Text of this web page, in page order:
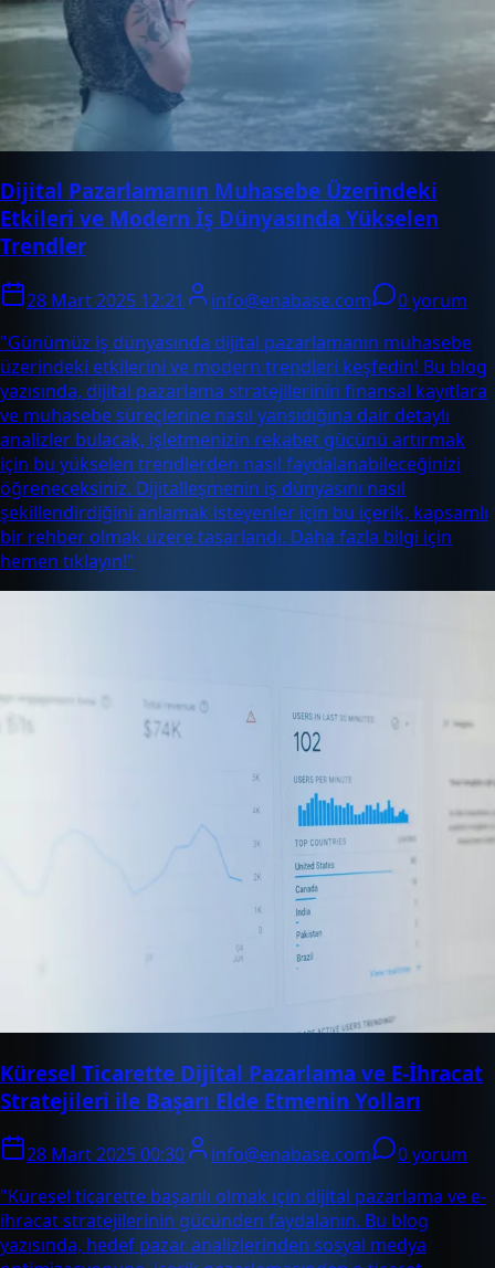
Dijital Pazarlamanın Muhasebe Üzerindeki
Etkileri ve Modern İş Dünyasında Yükselen
Trendler
28 Mart 2025 12:21 info@enabase.com
0 yorum
"Günümüz iş dünyasında dijital pazarlamanın muhasebe
üzerindeki etkilerini ve modern trendleri keşfedin! Bu blog
yazısında, dijital pazarlama stratejilerinin finansal kayıtlara
ve muhasebe süreçlerine nasıl yansıdığına dair detaylı
analizler bulacak, işletmenizin rekabet gücünü artırmak
için bu yükselen trendlerden nasıl faydalanabileceğinizi
öğreneceksiniz. Dijitalleşmenin iş dünyasını nasıl
şekillendirdiğini anlamak isteyenler için bu içerik, kapsamlı
bir rehber olmak üzere tasarlandı. Daha fazla bilgi için
hemen tıklayın!"
Küresel Ticarette Dijital Pazarlama ve E-İhracat
Stratejileri ile Başarı Elde Etmenin Yolları
28 Mart 2025 00:30 info@enabase.com
0 yorum
"Küresel ticarette başarılı olmak için dijital pazarlama ve e-
ihracat stratejilerinin gücünden faydalanın. Bu blog
yazısında, hedef pazar analizlerinden sosyal medya